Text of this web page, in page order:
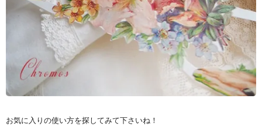
お気に入りの使い方を探してみて下さいね！